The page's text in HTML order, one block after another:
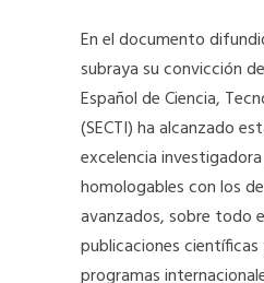
En el documento
subraya su convicción
Español de Ciencia,
(SECTI) ha alcanzado
excelencia
homologables con los
avanzados, sobre todo
publicaciones
programas